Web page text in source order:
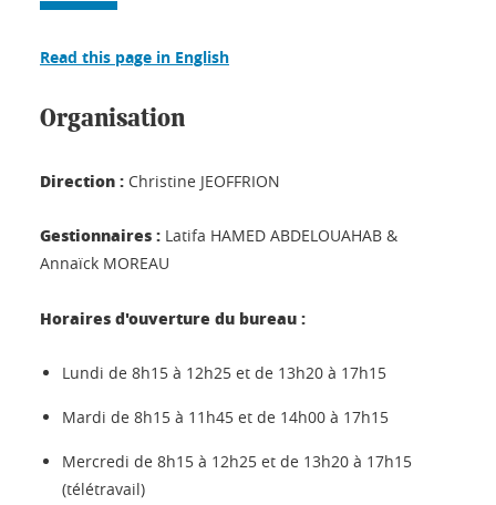
Read this page in English
Organisation
Direction : Christine JEOFFRION
Gestionnaires : Latifa HAMED ABDELOUAHAB &
Annaïck MOREAU
Horaires d'ouverture du bureau :
Lundi de 8h15 à 12h25 et de 13h20 à 17h15
Mardi de 8h15 à 11h45 et de 14h00 à 17h15
Mercredi de 8h15 à 12h25 et de 13h20 à 17h15
(télétravail)